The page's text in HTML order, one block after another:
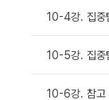
10-4강. 집중
10-5강. 집중
10-6강. 참고